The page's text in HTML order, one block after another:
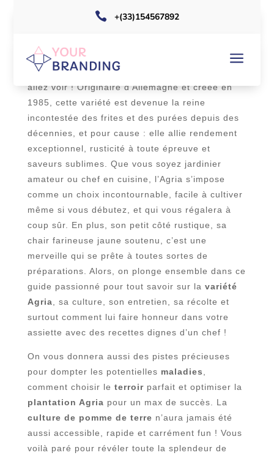
 +(33)154567892
a
Lapomme de terre Agria
monument dans le monde des patates, vous
allez voir ! Originaire d’Allemagne et créée en
1985, cette variété est devenue la reine
incontestée des frites et des purées depuis des
décennies, et pour cause : elle allie rendement
exceptionnel, rusticité à toute épreuve et
saveurs sublimes. Que vous soyez jardinier
amateur ou chef en cuisine, l’Agria s’impose
comme un choix incontournable, facile à cultiver
même si vous débutez, et qui vous régalera à
coup sûr. En plus, son petit côté rustique, sa
chair farineuse jaune soutenu, c’est une
merveille qui se prête à toutes sortes de
préparations. Alors, on plonge ensemble dans ce
guide passionné pour tout savoir sur la variété
Agria , sa culture, son entretien, sa récolte et
surtout comment lui faire honneur dans votre
assiette avec des recettes dignes d’un chef !
On vous donnera aussi des pistes précieuses
pour dompter les potentielles maladies
comment choisir le terroirparfait et optimiser la
plantation Agria pour un max de succès. La
culture de pomme de terre n’aura jamais été
aussi accessible, rapide et carrément fun ! Vous
voilà paré pour révéler toute la splendeur de